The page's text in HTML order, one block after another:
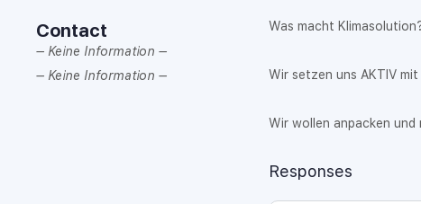
Contact
– Keine Information –
– Keine Information –
Was macht
Wir setzen uns AKTIV
Wir wollen anpacken
Responses